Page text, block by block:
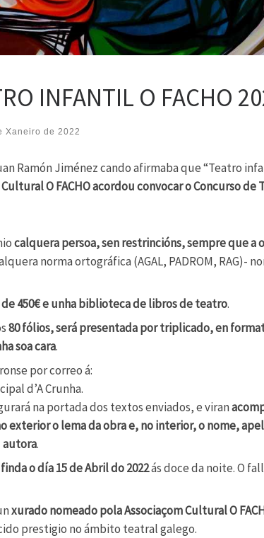
INFANTIL O FACHO
Xaneiro de 2022
Ramón Jiménez cando afirmaba que “Teatro
O FACHO acordou convocar o Concurso de
calquera persoa, sen restrincións, sempre que a
norma ortográfica (AGAL, PADROM, RAG)-
450€ e unha biblioteca de libros de teatro.
80 fólios, será presentada por triplicado, en
soa cara.
por correo á:
d’A Crunha.
na portada dos textos enviados, e viran
exterior o lema da obra e, no interior, o nome,
autora.
o día 15 de Abril do 2022ás doce da noite. O
xurado nomeado pola Associaçom Cultural O
prestigio no ámbito teatral galego.